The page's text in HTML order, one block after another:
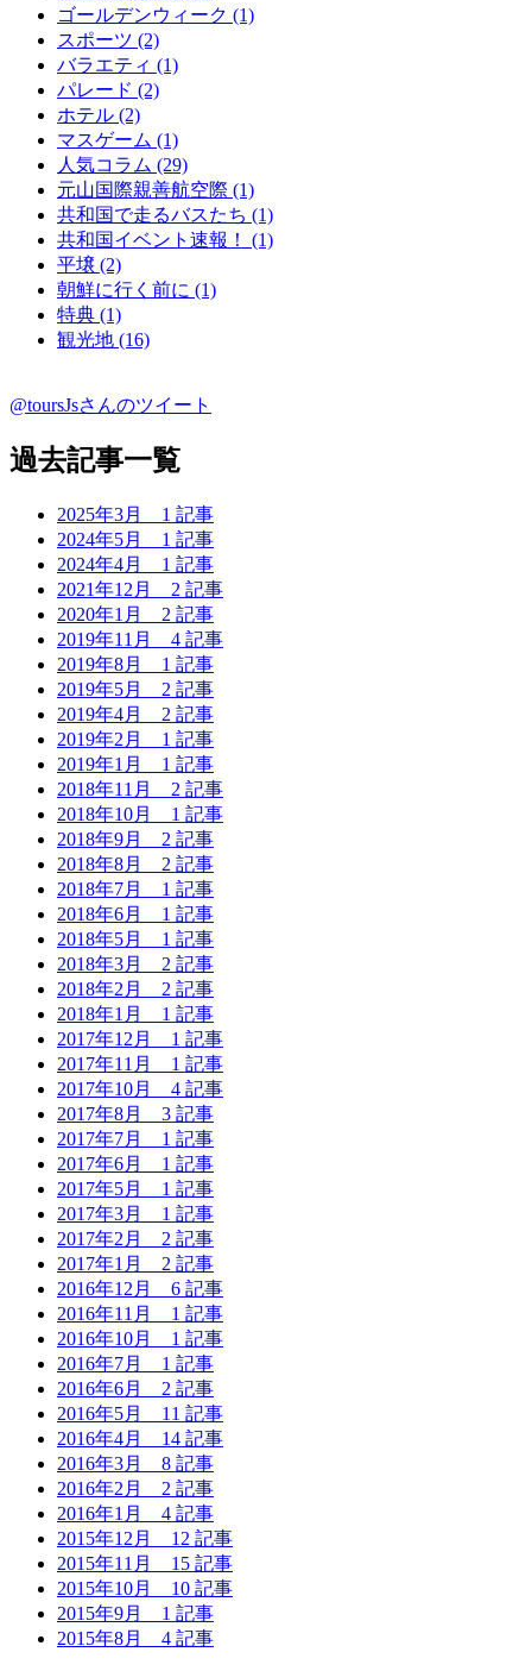
ゴールデンウィーク (1)
スポーツ (2)
バラエティ (1)
パレード (2)
ホテル (2)
マスゲーム (1)
人気コラム (29)
元山国際親善航空際 (1)
共和国で走るバスたち (1)
共和国イベント速報！ (1)
平壌 (2)
朝鮮に行く前に (1)
特典 (1)
観光地 (16)
@toursJsさんのツイート
過去記事一覧
2025年3月 1 記事
2024年5月 1 記事
2024年4月 1 記事
2021年12月 2 記事
2020年1月 2 記事
2019年11月 4 記事
2019年8月 1 記事
2019年5月 2 記事
2019年4月 2 記事
2019年2月 1 記事
2019年1月 1 記事
2018年11月 2 記事
2018年10月 1 記事
2018年9月 2 記事
2018年8月 2 記事
2018年7月 1 記事
2018年6月 1 記事
2018年5月 1 記事
2018年3月 2 記事
2018年2月 2 記事
2018年1月 1 記事
2017年12月 1 記事
2017年11月 1 記事
2017年10月 4 記事
2017年8月 3 記事
2017年7月 1 記事
2017年6月 1 記事
2017年5月 1 記事
2017年3月 1 記事
2017年2月 2 記事
2017年1月 2 記事
2016年12月 6 記事
2016年11月 1 記事
2016年10月 1 記事
2016年7月 1 記事
2016年6月 2 記事
2016年5月 11 記事
2016年4月 14 記事
2016年3月 8 記事
2016年2月 2 記事
2016年1月 4 記事
2015年12月 12 記事
2015年11月 15 記事
2015年10月 10 記事
2015年9月 1 記事
2015年8月 4 記事